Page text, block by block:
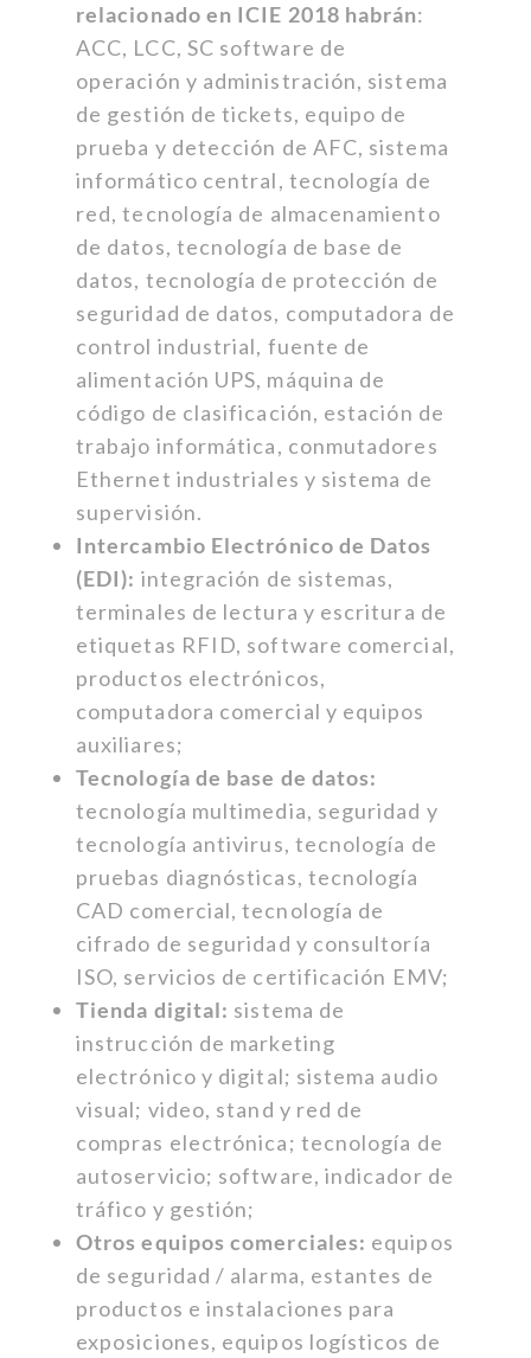
relacionado en ICIE 2018 habrán:
ACC, LCC, SC software de
operación y administración, sistema
de gestión de tickets, equipo de
prueba y detección de AFC, sistema
informático central, tecnología de
red, tecnología de almacenamiento
de datos, tecnología de base de
datos, tecnología de protección de
seguridad de datos, computadora de
control industrial, fuente de
alimentación UPS, máquina de
código de clasificación, estación de
trabajo informática, conmutadores
Ethernet industriales y sistema de
supervisión.
Intercambio Electrónico de Datos
(EDI): integración de sistemas,
terminales de lectura y escritura de
etiquetas RFID, software comercial,
productos electrónicos,
computadora comercial y equipos
auxiliares;
Tecnología de base de datos:
tecnología multimedia, seguridad y
tecnología antivirus, tecnología de
pruebas diagnósticas, tecnología
CAD comercial, tecnología de
cifrado de seguridad y consultoría
ISO, servicios de certificación EMV;
Tienda digital: sistema de
instrucción de marketing
electrónico y digital; sistema audio
visual; video, stand y red de
compras electrónica; tecnología de
autoservicio; software, indicador de
tráfico y gestión;
Otros equipos comerciales: equipos
de seguridad / alarma, estantes de
productos e instalaciones para
exposiciones, equipos logísticos de